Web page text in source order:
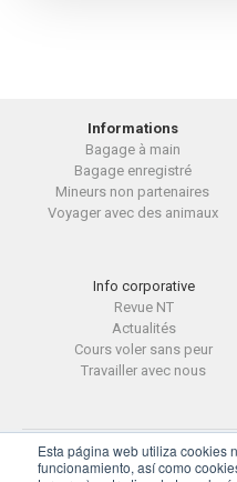
Esta página web utiliza cookies
funcionamiento, así como
Informations
Bagage à main
Bagage enregistré
Mineurs non partenaires
Voyager avec des animaux
Info corporative
Revue NT
Actualités
Cours voler sans peur
Travailler avec nous
©